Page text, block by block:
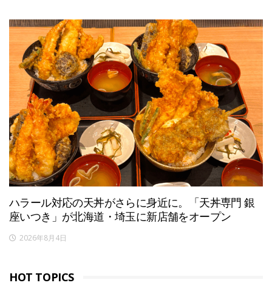
ハラール対応の天丼がさらに身近に。「天丼専門 銀
座いつき」が北海道・埼玉に新店舗をオープン
2026年8月4日
HOT TOPICS